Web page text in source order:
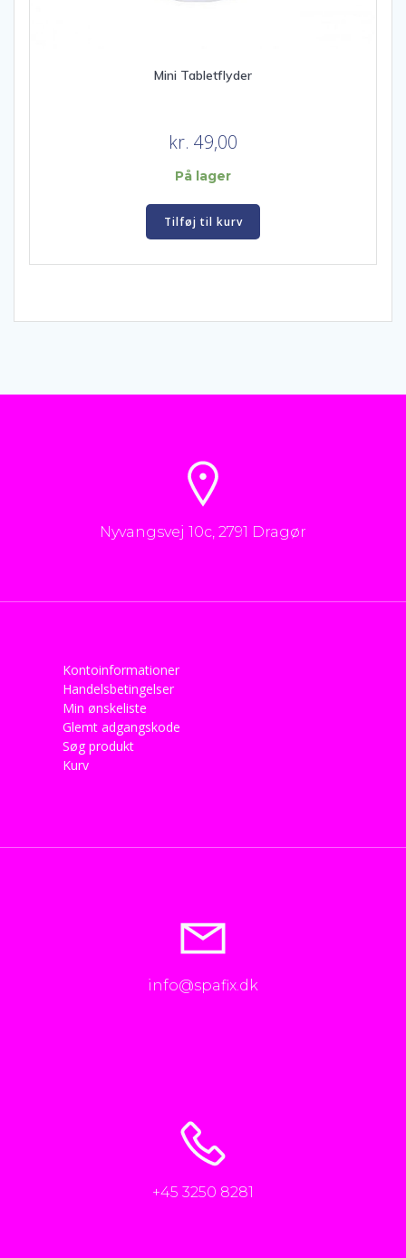
Mini Tabletflyder
kr. 49,00
På lager
Tilføj til kurv
Nyvangsvej 10c, 2791 Dragør
Kontoinformationer
Handelsbetingelser
Min ønskeliste
Glemt adgangskode
Søg produkt
Kurv
info@spafix.dk
+45 3250 8281